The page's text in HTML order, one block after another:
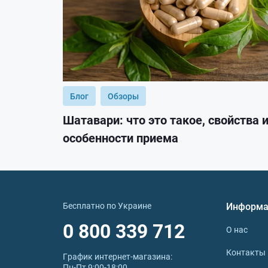
Блог Обзоры
Шатавари: что это такое, свойства и
особенности приема
Бесплатно по Украине
0 800 339 712
График интернет‑магазина:
О нас
Контакты